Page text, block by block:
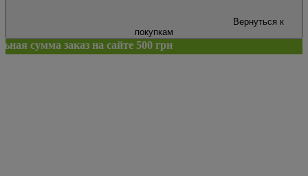
Вернуться к
покупкам
на сайте 500 грн